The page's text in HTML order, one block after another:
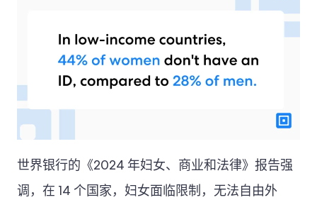
世界银行的《2024 年妇女、商业和法律》报告强
调，在 14 个国家，妇女面临限制，无法自由外